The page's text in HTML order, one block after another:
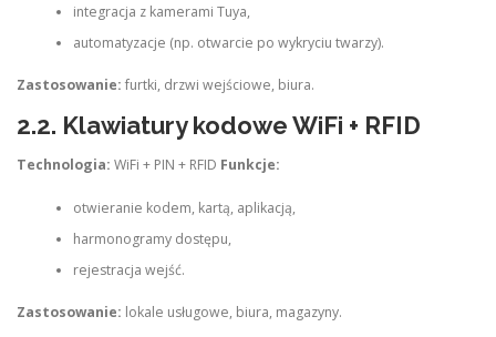
integracja z kamerami Tuya,
automatyzacje (np. otwarcie po wykryciu twarzy).
Zastosowanie: furtki, drzwi wejściowe, biura.
2.2. Klawiatury kodowe WiFi + RFID
Technologia: WiFi + PIN + RFID Funkcje:
otwieranie kodem, kartą, aplikacją,
harmonogramy dostępu,
rejestracja wejść.
Zastosowanie: lokale usługowe, biura, magazyny.